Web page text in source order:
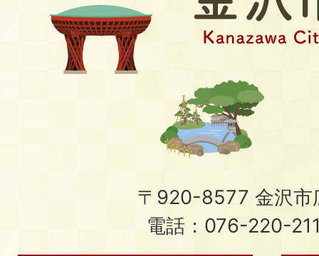
〒920-8577 金沢市
電話：076-220-